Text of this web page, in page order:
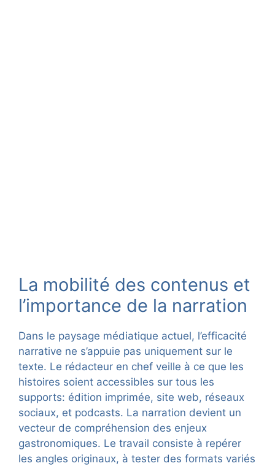
La mobilité des contenus et
l’importance de la narration
Dans le paysage médiatique actuel, l’efficacité
narrative ne s’appuie pas uniquement sur le
texte. Le rédacteur en chef veille à ce que les
histoires soient accessibles sur tous les
supports: édition imprimée, site web, réseaux
sociaux, et podcasts. La narration devient un
vecteur de compréhension des enjeux
gastronomiques. Le travail consiste à repérer
les angles originaux, à tester des formats variés